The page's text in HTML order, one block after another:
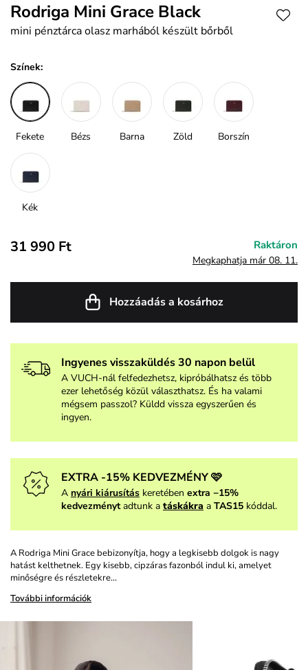
Rodriga Mini Grace Black
mini pénztárca olasz marhából készült bőrből
Színek:
Fekete Bézs Barna Zöld Borszín
Kék
31 990 Ft Raktáron
Megkaphatja már 08. 11.
Hozzáadás a kosárhoz
Ingyenes visszaküldés 30 napon belül
A VUCH-nál felfedezhetsz, kipróbálhatsz és több
ezer lehetőség közül választhatsz. És ha valami
mégsem passzol? Küldd vissza egyszerűen és
ingyen.
EXTRA -15% KEDVEZMÉNY 🩷
A nyári kiárusítás keretében extra −15%
kedvezménytadtunk a táskákra a TAS15 kóddal.
A Rodriga Mini Grace bebizonyítja, hogy a legkisebb dolgok is nagy
hatást kelthetnek. Egy kisebb, cipzáras fazonból indul ki, amelyet
minőségre és részletekre…
További információk